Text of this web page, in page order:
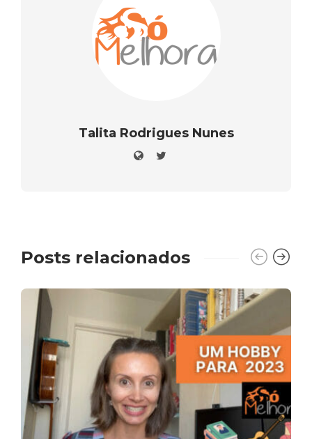
Talita Rodrigues Nunes
Posts relacionados